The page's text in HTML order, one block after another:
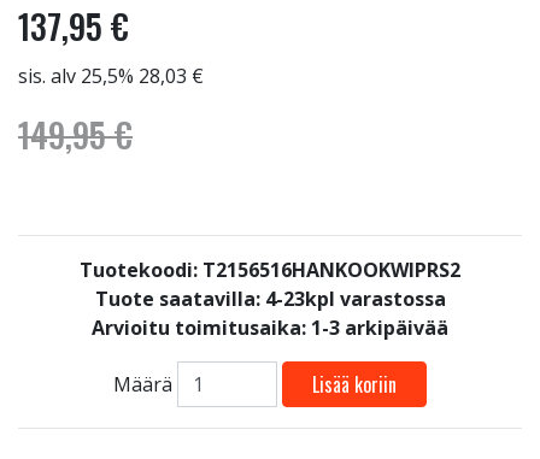
137,95 €
sis. alv 25,5% 28,03 €
149,95 €
Tuotekoodi: T2156516HANKOOKWIPRS2
Tuote saatavilla: 4-23kpl varastossa
Arvioitu toimitusaika: 1-3 arkipäivää
Määrä Lisää koriin